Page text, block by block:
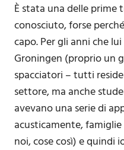
È stata una delle prime
conosciuto, forse
capo. Per gli anni che
Groningen (proprio un
spacciatori – tutti
settore, ma anche
avevano una serie di
acusticamente,
noi, cose così) e quindi